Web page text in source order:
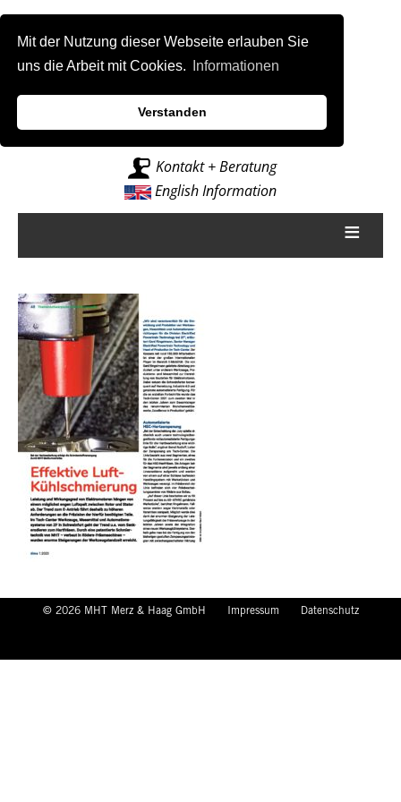
Mit der Nutzung dieser Webseite erlauben Sie
uns die Arbeit mit Cookies.
Informationen
Verstanden
Intelligenz für Fräsmaschinen
Kontakt + Beratung
English Information
≡
© 2026 MHT Merz & Haag GmbH Impressum Datenschutz